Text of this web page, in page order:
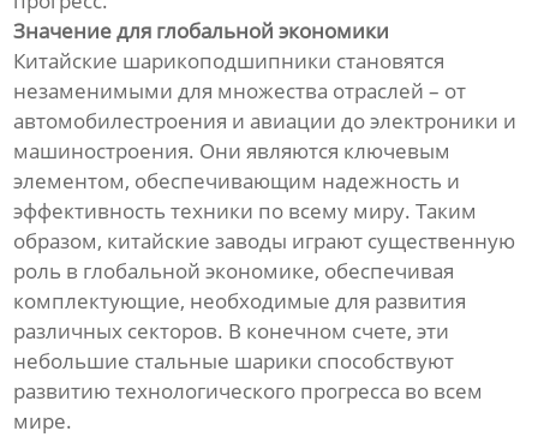
Значение для глобальной экономики
Китайские шарикоподшипники становятся
незаменимыми для множества отраслей – от
автомобилестроения и авиации до электроники и
машиностроения. Они являются ключевым
элементом, обеспечивающим надежность и
эффективность техники по всему миру. Таким
образом, китайские заводы играют существенную
роль в глобальной экономике, обеспечивая
комплектующие, необходимые для развития
различных секторов. В конечном счете, эти
небольшие стальные шарики способствуют
развитию технологического прогресса во всем
мире.